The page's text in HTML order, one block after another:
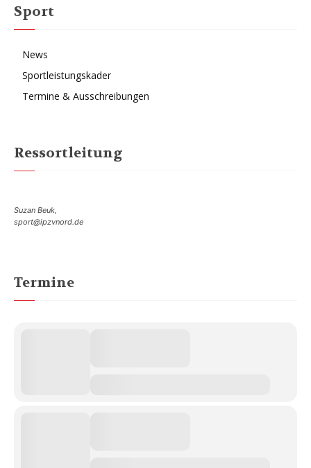
Sport
News
Sportleistungskader
Termine & Ausschreibungen
Ressortleitung
Suzan Beuk,
sport@ipzvnord.de
Termine